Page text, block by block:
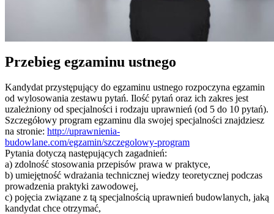
Przebieg egzaminu ustnego
Kandydat przystępujący do egzaminu ustnego rozpoczyna egzamin
od wylosowania zestawu pytań. Ilość pytań oraz ich zakres jest
uzależniony od specjalności i rodzaju uprawnień (od 5 do 10 pytań).
Szczegółowy program egzaminu dla swojej specjalności znajdziesz
na stronie: http://uprawnienia-
budowlane.com/egzamin/szczegolowy-program
Pytania dotyczą następujących zagadnień:
a) zdolność stosowania przepisów prawa w praktyce,
b) umiejętność wdrażania technicznej wiedzy teoretycznej podczas
prowadzenia praktyki zawodowej,
c) pojęcia związane z tą specjalnością uprawnień budowlanych, jaką
kandydat chce otrzymać,